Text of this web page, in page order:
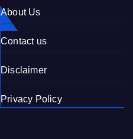
About Us
Contact us
Disclaimer
Privacy Policy